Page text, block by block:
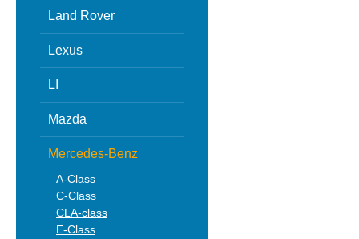
Land Rover
Lexus
LI
Mazda
Mercedes-Benz
A-Class
C-Class
CLA-class
E-Class